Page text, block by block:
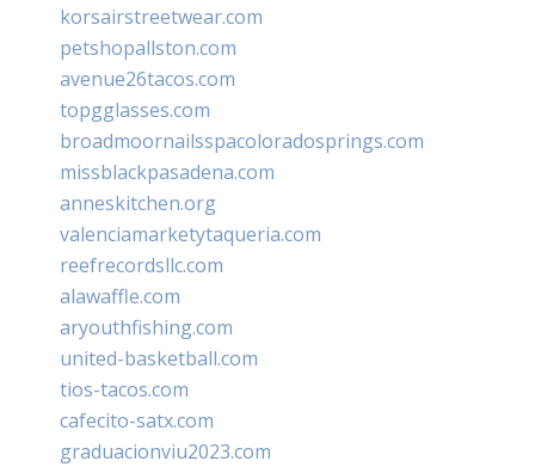
korsairstreetwear.com
petshopallston.com
avenue26tacos.com
topgglasses.com
broadmoornailsspacoloradosprings.com
missblackpasadena.com
anneskitchen.org
valenciamarketytaqueria.com
reefrecordsllc.com
alawaffle.com
aryouthfishing.com
united-basketball.com
tios-tacos.com
cafecito-satx.com
graduacionviu2023.com